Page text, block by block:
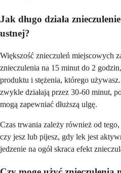
Jak długo działa
ustnej?
Większość znieczuleń miejscowych
znieczulenia na 15 minut do 2
produktu i stężenia, którego
zwykle działają przez 30-60 minut,
mogą zapewniać dłuższą ulgę.
Czas trwania zależy również od
czy jesz lub pijesz, gdy lek jest
jedzenie na ogół skraca efekt